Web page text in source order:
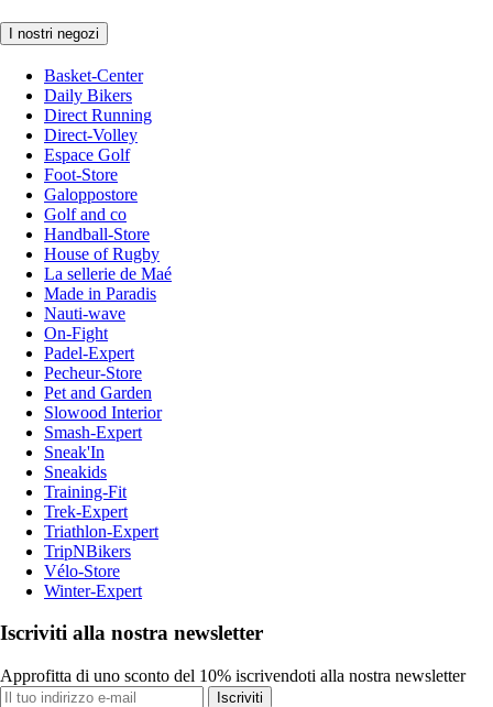
I nostri negozi
Basket-Center
Daily Bikers
Direct Running
Direct-Volley
Espace Golf
Foot-Store
Galoppostore
Golf and co
Handball-Store
House of Rugby
La sellerie de Maé
Made in Paradis
Nauti-wave
On-Fight
Padel-Expert
Pecheur-Store
Pet and Garden
Slowood Interior
Smash-Expert
Sneak'In
Sneakids
Training-Fit
Trek-Expert
Triathlon-Expert
TripNBikers
Vélo-Store
Winter-Expert
Iscriviti alla nostra newsletter
Approfitta di uno sconto del 10% iscrivendoti alla nostra newsletter
Iscriviti